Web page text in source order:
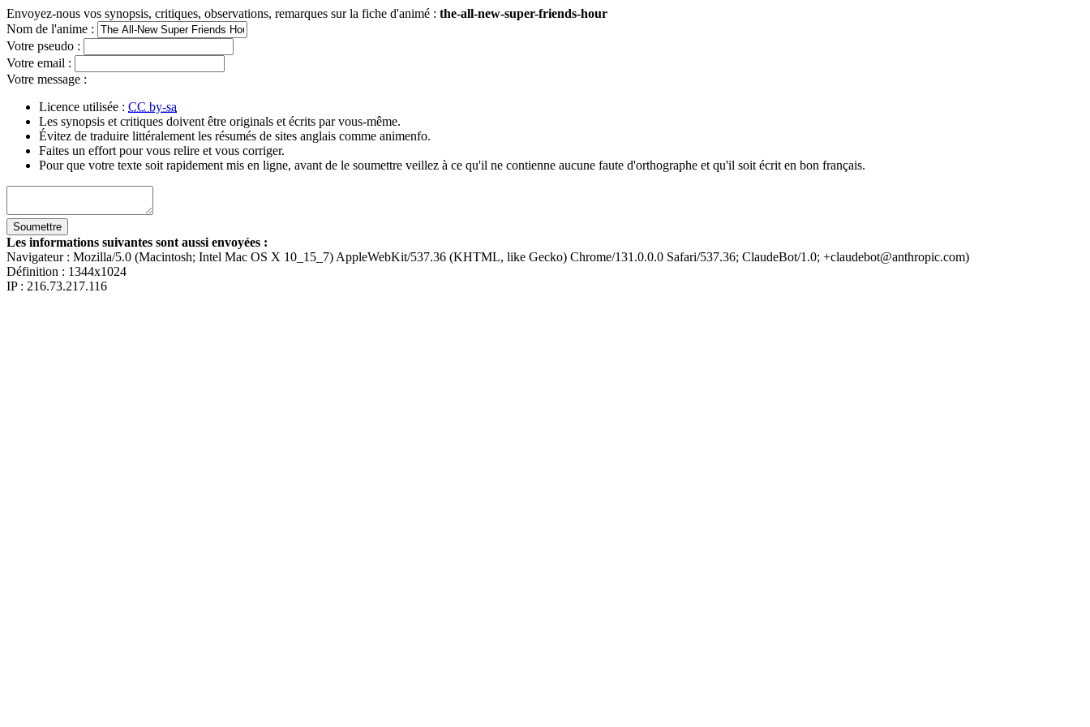
Envoyez-nous vos synopsis, critiques, observations, remarques sur la fiche d'animé : the-all-new-super-friends-hour
Nom de l'anime :
Votre pseudo :
Votre email :
Votre message :
Licence utilisée : CC by-sa
Les synopsis et critiques doivent être originals et écrits par vous-même.
Évitez de traduire littéralement les résumés de sites anglais comme animenfo.
Faites un effort pour vous relire et vous corriger.
Pour que votre texte soit rapidement mis en ligne, avant de le soumettre veillez à ce qu'il ne contienne aucune faute d'orthographe et qu'il soit écrit en bon français.
Les informations suivantes sont aussi envoyées :
Navigateur : Mozilla/5.0 (Macintosh; Intel Mac OS X 10_15_7) AppleWebKit/537.36 (KHTML, like Gecko) Chrome/131.0.0.0 Safari/537.36; ClaudeBot/1.0; +claudebot@anthropic.com)
Définition : 1344x1024
IP : 216.73.217.116